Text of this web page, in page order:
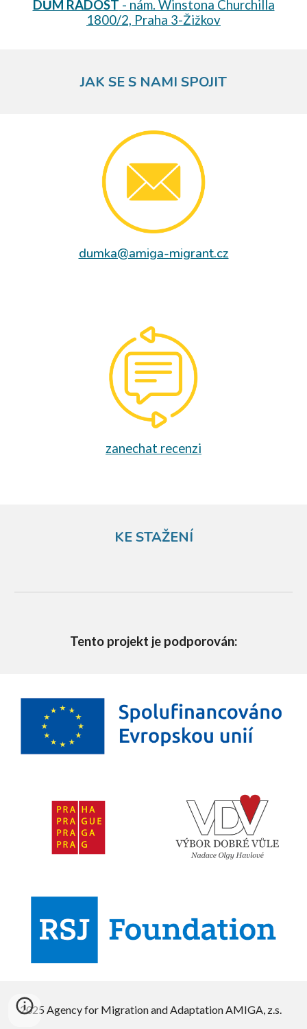
DŮM RADOST - nám. Winstona Churchilla
1800/2, Praha 3-Žižkov
JAK SE S NAMI SPOJIT
dumka@amiga-migrant.cz
zanechat recenzi
KE STAŽENÍ
Tento projekt je podporován:
2025 Agency for Migration and Adaptation AMIGA, z.s.